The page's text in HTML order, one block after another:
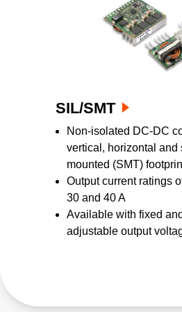
SIL/SMT
Non-isolated DC-DC
vertical, horizontal and
mounted (SMT)
Output current ratings
30 and 40 A
Available with fixed
adjustable output